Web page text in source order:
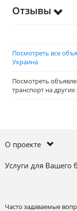
Отзывы
Посмотреть все
Украина
Посмотреть
транспорт на других
О проекте
Услуги для Вашего
Часто задаваемые